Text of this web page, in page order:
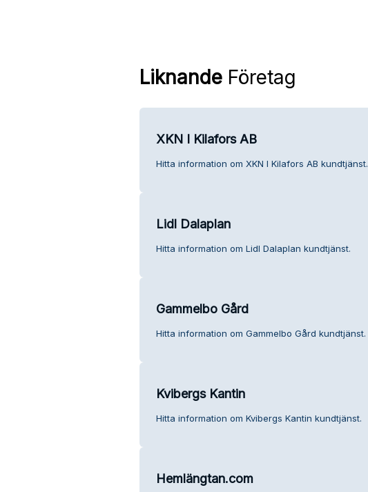
LiknandeFöretag
XKN I Kilafors AB
Hitta information om XKN I Kilafors AB kundtjänst.
Lidl Dalaplan
Hitta information om Lidl Dalaplan kundtjänst.
Gammelbo Gård
Hitta information om Gammelbo Gård kundtjänst.
Kvibergs Kantin
Hitta information om Kvibergs Kantin kundtjänst.
Hemlängtan.com